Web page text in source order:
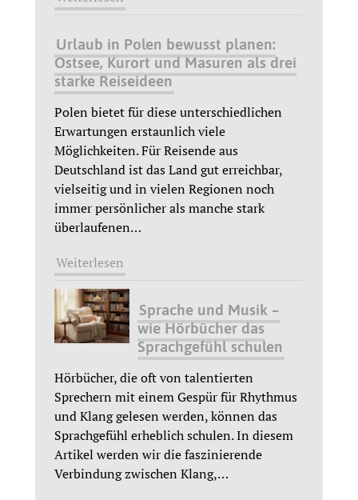
Urlaub in Polen bewusst planen:
Ostsee, Kurort und Masuren als drei
starke Reiseideen
Polen bietet für diese unterschiedlichen
Erwartungen erstaunlich viele
Möglichkeiten. Für Reisende aus
Deutschland ist das Land gut erreichbar,
vielseitig und in vielen Regionen noch
immer persönlicher als manche stark
überlaufenen…
Weiterlesen
Sprache und Musik –
wie Hörbücher das
Sprachgefühl schulen
Hörbücher, die oft von talentierten
Sprechern mit einem Gespür für Rhythmus
und Klang gelesen werden, können das
Sprachgefühl erheblich schulen. In diesem
Artikel werden wir die faszinierende
Verbindung zwischen Klang,…